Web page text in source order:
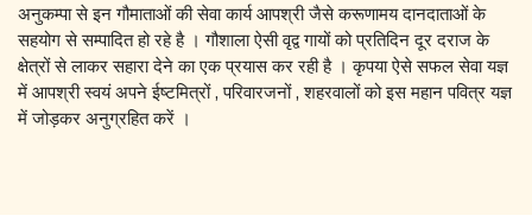
अनुकम्पा से इन गौमाताओं की सेवा कार्य आपश्री जैसे करूणामय दानदाताओं के
सहयोग से सम्पादित हो रहे है । गौशाला ऐसी वृद्व गायों को प्रतिदिन दूर दराज के
क्षेत्रों से लाकर सहारा देने का एक प्रयास कर रही है । कृपया ऐसे सफल सेवा यज्ञ
में आपश्री स्वयं अपने ईष्टमित्रों , परिवारजनों , शहरवालों को इस महान पवित्र यज्ञ
में जोड़कर अनुग्रहित करें ।